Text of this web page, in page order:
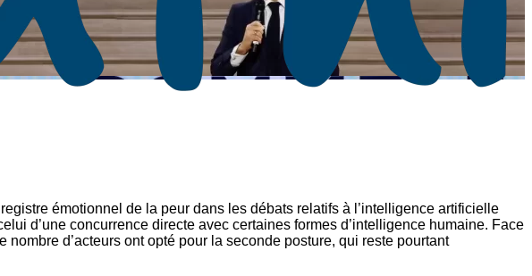
émotionnel de la peur dans les débats relatifs à l’intelligence artificielle
d’une concurrence directe avec certaines formes d’intelligence humaine. Face
d’acteurs ont opté pour la seconde posture, qui reste pourtant